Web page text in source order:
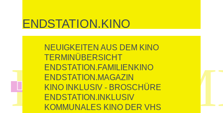
ENDSTATION.KINO
NEUIGKEITEN AUS DEM KINO
TERMINÜBERSICHT
ENDSTATION.FAMILIENKINO
ENDSTATION.MAGAZIN
KINO INKLUSIV - BROSCHÜRE
ENDSTATION.INKLUSIV
KOMMUNALES KINO DER VHS
[1667] 12